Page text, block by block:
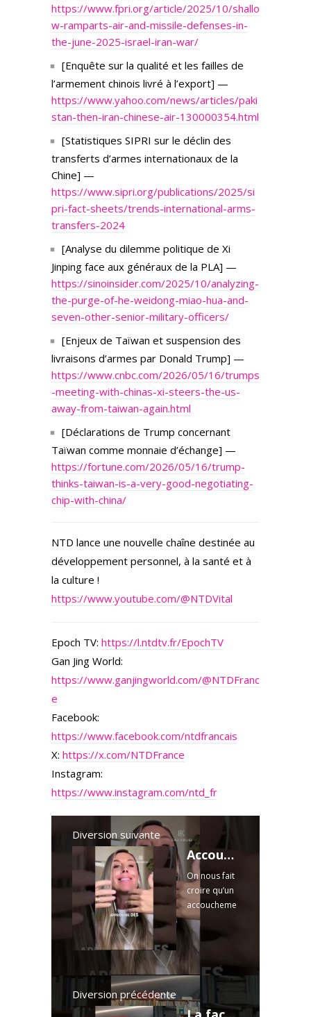
https://www.fpri.org/article/2025/10/shallo
w-ramparts-air-and-missile-defenses-in-
the-june-2025-israel-iran-war/
[Enquête sur la qualité et les failles de
l’armement chinois livré à l’export] —
https://www.yahoo.com/news/articles/paki
stan-then-iran-chinese-air-130000354.html
[Statistiques SIPRI sur le déclin des
transferts d’armes internationaux de la
Chine] —
https://www.sipri.org/publications/2025/si
pri-fact-sheets/trends-international-arms-
transfers-2024
[Analyse du dilemme politique de Xi
Jinping face aux généraux de la PLA] —
https://sinoinsider.com/2025/10/analyzing-
the-purge-of-he-weidong-miao-hua-and-
seven-other-senior-military-officers/
[Enjeux de Taïwan et suspension des
livraisons d’armes par Donald Trump] —
https://www.cnbc.com/2026/05/16/trumps
-meeting-with-chinas-xi-steers-the-us-
away-from-taiwan-again.html
[Déclarations de Trump concernant
Taïwan comme monnaie d’échange] —
https://fortune.com/2026/05/16/trump-
thinks-taiwan-is-a-very-good-negotiating-
chip-with-china/
NTD lance une nouvelle chaîne destinée au
développement personnel, à la santé et à
la culture !
https://www.youtube.com/@NTDVital
Epoch TV: https://l.ntdtv.fr/EpochTV
Gan Jing World:
https://www.ganjingworld.com/@NTDFranc
e
Facebook:
https://www.facebook.com/ntdfrancais
X: https://x.com/NTDFrance
Instagram:
https://www.instagram.com/ntd_fr
Diversion suivante
Accouchement Naturel : Oubliez les Techniques, Libérez ce qui bloque #shorts
On nous fait
croire qu’un
accoucheme
nt naturel se
prépare en
ajoutant
toujours plus
de
techniques.
Alors qu’en
Diversion précédente